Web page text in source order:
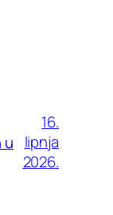
u
16.
lipnja
2026.